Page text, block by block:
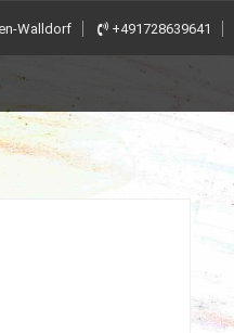
Walldorf +491728639641